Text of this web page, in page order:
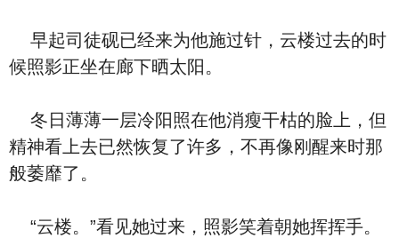
早起司徒砚已经来为他施过针，云楼过去的时
候照影正坐在廊下晒太阳。
冬日薄薄一层冷阳照在他消瘦干枯的脸上，但
精神看上去已然恢复了许多，不再像刚醒来时那
般萎靡了。
“云楼。”看见她过来，照影笑着朝她挥挥手。